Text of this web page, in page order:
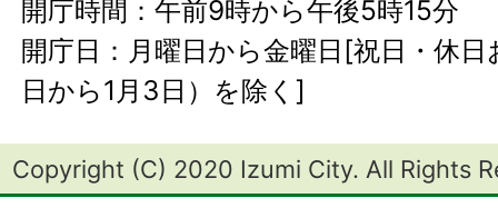
開庁時間：午前9時から午後5時15分
開庁日：月曜日から金曜日[祝日・休
日から1月3日）を除く]
Copyright (C) 2020 Izumi City. All Rights